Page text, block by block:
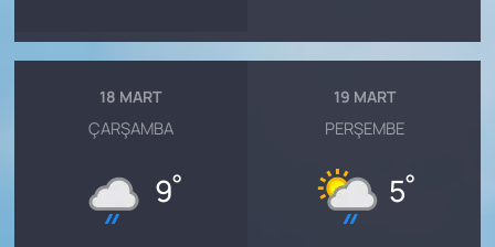
18 MART
ÇARŞAMBA
9°
19 MART
PERŞEMBE
5°